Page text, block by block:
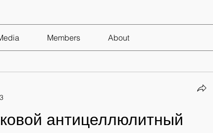
Members About
антицеллюлитный